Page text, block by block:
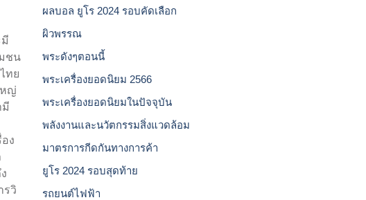
ชน
ทย
หญ่
มี
ง
รวิ
ผลบอล ยูโร 2024 รอบคัดเลือก
ผิวพรรณ
พระดังๆตอนนี้
พระเครื่องยอดนิยม 2566
พระเครื่องยอดนิยมในปัจจุบัน
พลังงานและนวัตกรรมสิ่งแวดล้อม
มาตรการกีดกันทางการค้า
ยูโร 2024 รอบสุดท้าย
รถยนต์ไฟฟ้า